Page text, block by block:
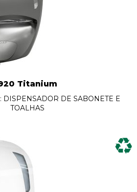
Titanium
DISPENSADOR DE SABONETE E
TOALHAS